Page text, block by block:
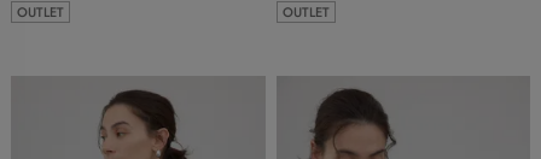
OUTLET OUTLET